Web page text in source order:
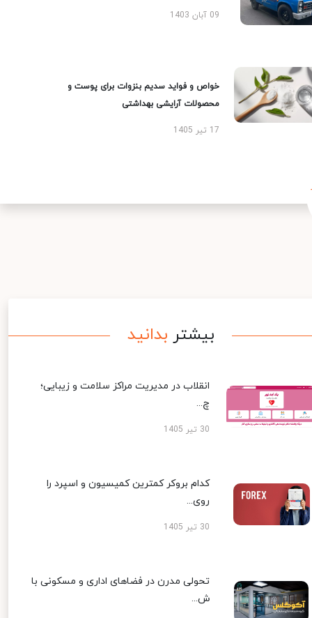
09 آبان 1403
خواص و فواید سدیم بنزوات برای پوست و
محصولات آرایشی بهداشتی
17 تیر 1405
بیشتر بدانید
انقلاب در مدیریت مراکز سلامت و زیبایی؛
چ...
30 تیر 1405
کدام بروکر کمترین کمیسیون و اسپرد را
روی...
30 تیر 1405
تحولی مدرن در فضاهای اداری و مسکونی با
ش...